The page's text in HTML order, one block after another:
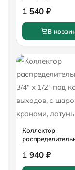
выхода, с
кранами, латунь
1 540 ₽
В
Коллектор
выходов, с
кранами, латунь
1 940 ₽